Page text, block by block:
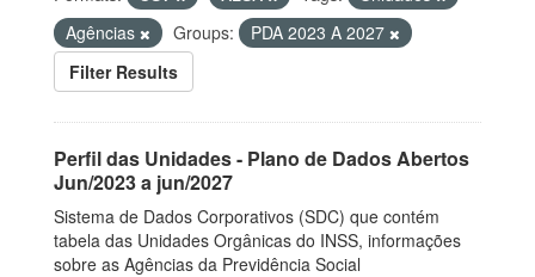
Agências
Groups:
PDA 2023 A 2027
Filter Results
Perfil das Unidades - Plano de Dados Abertos
Jun/2023 a jun/2027
Sistema de Dados Corporativos (SDC) que contém
tabela das Unidades Orgânicas do INSS, informações
sobre as Agências da Previdência Social